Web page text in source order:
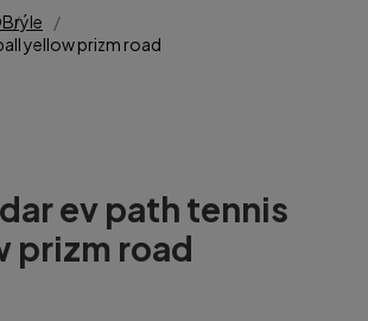
Brýle
yellow prizm road
ev path tennis
prizm road